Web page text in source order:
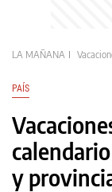
LA MAÑANA
PAÍS
y